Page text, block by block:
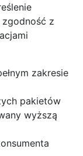
zgodność z
zakresie
pakietów
wyższą